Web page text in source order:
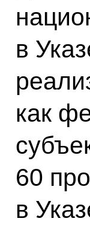
в
как
60
в